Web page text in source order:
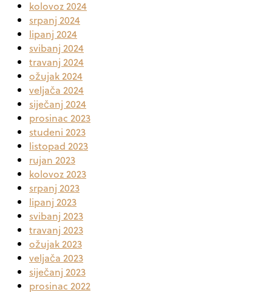
kolovoz 2024
srpanj 2024
lipanj 2024
svibanj 2024
travanj 2024
ožujak 2024
veljača 2024
siječanj 2024
prosinac 2023
studeni 2023
listopad 2023
rujan 2023
kolovoz 2023
srpanj 2023
lipanj 2023
svibanj 2023
travanj 2023
ožujak 2023
veljača 2023
siječanj 2023
prosinac 2022